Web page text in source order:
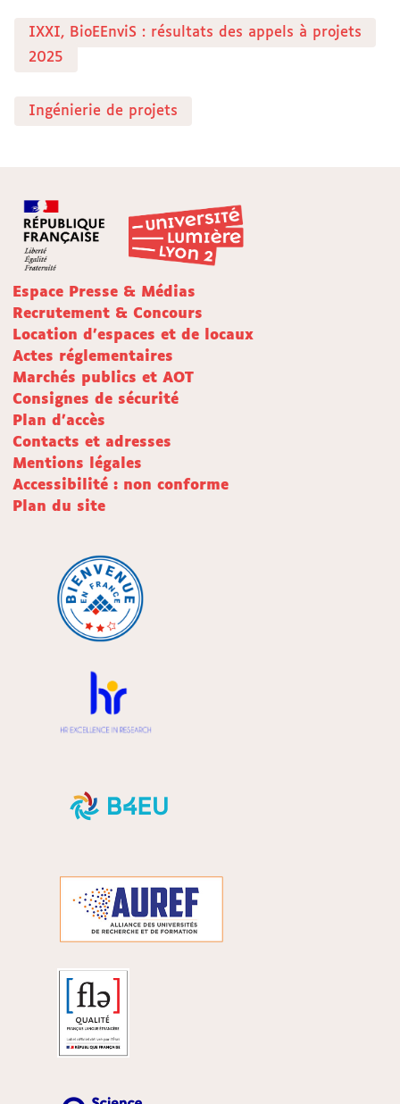
IXXI, BioEEnviS : résultats des appels à projets
2025
Ingénierie de projets
Espace Presse & Médias
Recrutement & Concours
Location d'espaces et de locaux
Actes réglementaires
Marchés publics et AOT
Consignes de sécurité
Plan d'accès
Contacts et adresses
Mentions légales
Accessibilité : non conforme
Plan du site